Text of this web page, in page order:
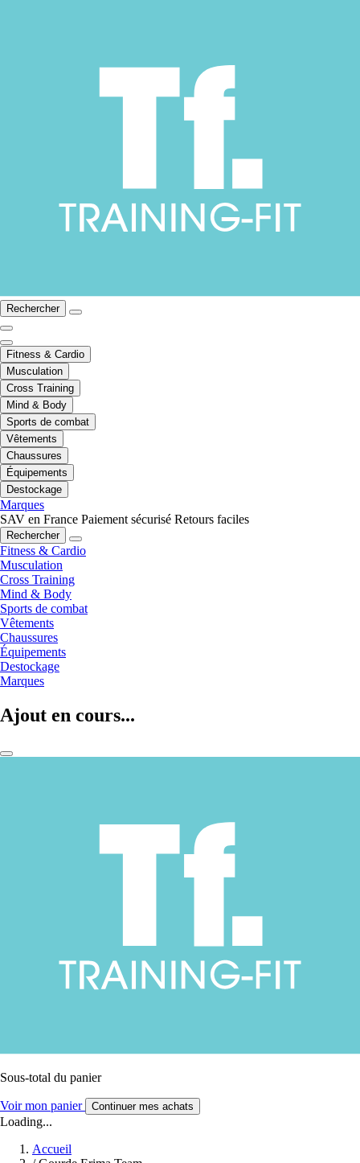
Rechercher
Fitness & Cardio
Musculation
Cross Training
Mind & Body
Sports de combat
Vêtements
Chaussures
Équipements
Destockage
Marques
SAV en France Paiement sécurisé Retours faciles
Rechercher
Fitness & Cardio
Musculation
Cross Training
Mind & Body
Sports de combat
Vêtements
Chaussures
Équipements
Destockage
Marques
Ajout en cours...
Sous-total du panier
Voir mon panier Continuer mes achats
Loading...
Accueil